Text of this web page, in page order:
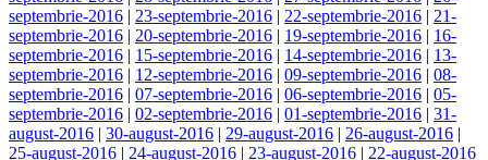
septembrie-2016 | 23-septembrie-2016 | 22-septembrie-2016 | 21-
septembrie-2016 | 20-septembrie-2016 | 19-septembrie-2016 | 16-
septembrie-2016 | 15-septembrie-2016 | 14-septembrie-2016 | 13-
septembrie-2016 | 12-septembrie-2016 | 09-septembrie-2016 | 08-
septembrie-2016 | 07-septembrie-2016 | 06-septembrie-2016 | 05-
septembrie-2016 | 02-septembrie-2016 | 01-septembrie-2016 | 31-
august-2016 | 30-august-2016 | 29-august-2016 | 26-august-2016 |
25-august-2016 | 24-august-2016 | 23-august-2016 | 22-august-2016